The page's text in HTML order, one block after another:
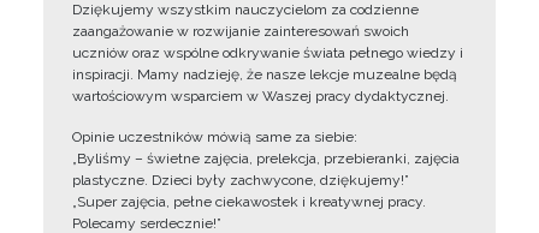
Dziękujemy wszystkim nauczycielom za codzienne
zaangażowanie w rozwijanie zainteresowań swoich
uczniów oraz wspólne odkrywanie świata pełnego wiedzy i
inspiracji. Mamy nadzieję, że nasze lekcje muzealne będą
wartościowym wsparciem w Waszej pracy dydaktycznej.
Opinie uczestników mówią same za siebie:
„Byliśmy – świetne zajęcia, prelekcja, przebieranki, zajęcia
plastyczne. Dzieci były zachwycone, dziękujemy!”
„Super zajęcia, pełne ciekawostek i kreatywnej pracy.
Polecamy serdecznie!”